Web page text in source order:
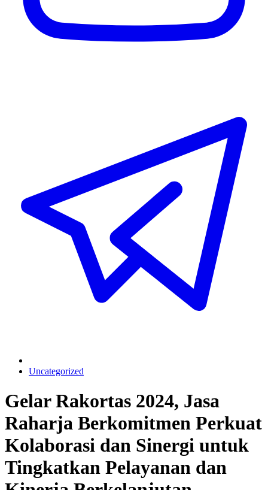
Uncategorized
Gelar Rakortas 2024, Jasa
Raharja Berkomitmen Perkuat
Kolaborasi dan Sinergi untuk
Tingkatkan Pelayanan dan